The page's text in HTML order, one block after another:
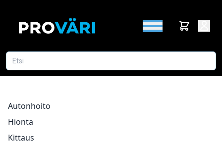
Autonhoito
Hionta
Kittaus